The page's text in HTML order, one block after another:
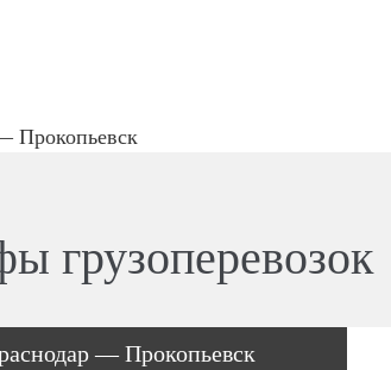
Прокопьевск
грузоперевозок
— Прокопьевск